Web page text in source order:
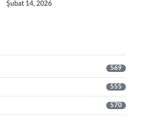
Şubat 14, 2026
569
555
570